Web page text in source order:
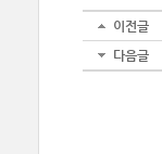
이전글
다음글